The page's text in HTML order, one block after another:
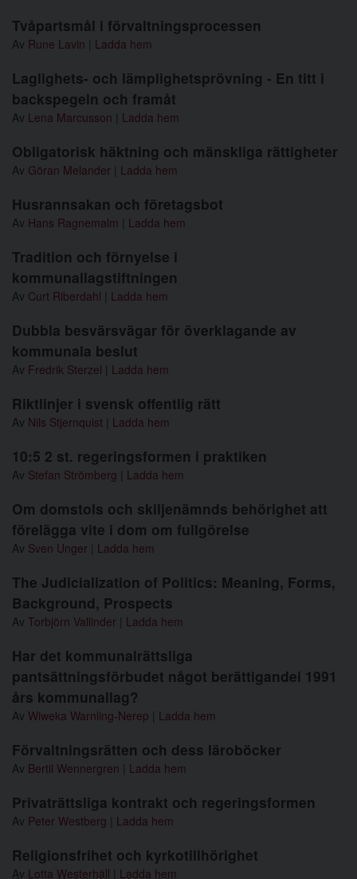
Tvåpartsmål i förvaltningsprocessen
Av Rune Lavin Ladda hem
Laglighets- och lämplighetsprövning - En titt i
backspegeln och framåt
Av Lena Marcusson Ladda hem
Obligatorisk häktning och mänskliga rättigheter
Av Göran Melander Ladda hem
Husrannsakan och företagsbot
Av Hans Ragnemalm Ladda hem
Tradition och förnyelse i
kommunallagstiftningen
Av Curt Riberdahl Ladda hem
Dubbla besvärsvägar för överklagande av
kommunala beslut
Av Fredrik Sterzel Ladda hem
Riktlinjer i svensk offentlig rätt
Av Nils Stjernquist Ladda hem
10:5 2 st. regeringsformen i praktiken
Av Stefan Strömberg Ladda hem
Om domstols och skiljenämnds behörighet att
förelägga vite i dom om fullgörelse
Av Sven Unger Ladda hem
The Judicialization of Politics: Meaning, Forms,
Background, Prospects
Av Torbjörn Vallinder Ladda hem
Har det kommunalrättsliga
pantsättningsförbudet något berättigandei 1991
års kommunallag?
Av Wiweka Warnling-Nerep Ladda hem
Förvaltningsrätten och dess läroböcker
Av Bertil Wennergren Ladda hem
Privaträttsliga kontrakt och regeringsformen
Av Peter Westberg Ladda hem
Religionsfrihet och kyrkotillhörighet
Av Lotta Westerhäll Ladda hem